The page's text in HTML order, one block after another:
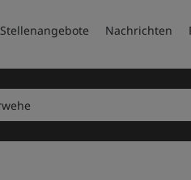
Stellenangebote Nachrichten